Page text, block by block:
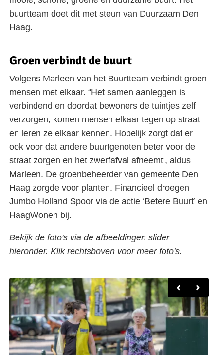
buurtteam doet dit met steun van Duurzaam Den
Haag.
Groen verbindt de buurt
Volgens Marleen van het Buurtteam verbindt groen
mensen met elkaar. “Het samen aanleggen is
verbindend en doordat bewoners de tuintjes zelf
verzorgen, komen mensen elkaar tegen op straat
en leren ze elkaar kennen. Hopelijk zorgt dat er
ook voor dat andere buurtgenoten beter voor de
straat zorgen en het zwerfafval afneemt’, aldus
Marleen. De groenbeheerder van gemeente Den
Haag zorgde voor planten. Financieel droegen
Jumbo Holland Spoor via de actie ‘Betere Buurt’ en
HaagWonen bij.
Bekijk de foto's via de afbeeldingen slider
hieronder. Klik rechtsboven voor meer foto's.